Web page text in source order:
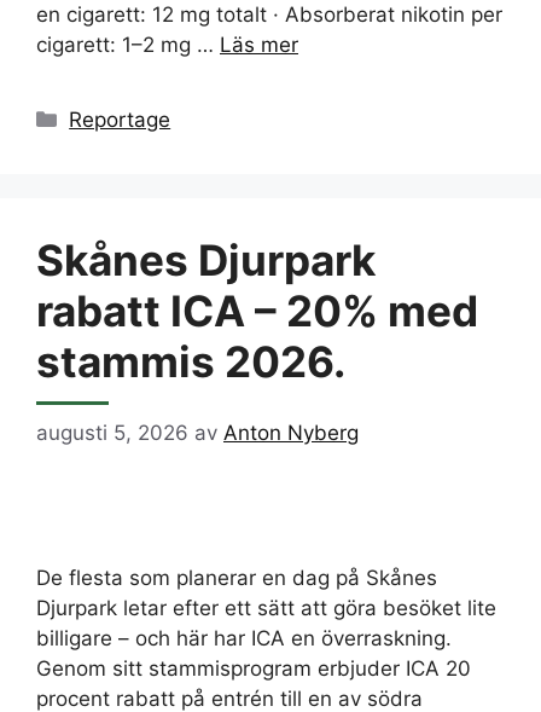
en cigarett: 12 mg totalt · Absorberat nikotin per
cigarett: 1–2 mg … Läs mer
Kategorier
Reportage
Skånes Djurpark
rabatt ICA – 20% med
stammis 2026.
augusti 5, 2026 av Anton Nyberg
De flesta som planerar en dag på Skånes
Djurpark letar efter ett sätt att göra besöket lite
billigare – och här har ICA en överraskning.
Genom sitt stammisprogram erbjuder ICA 20
procent rabatt på entrén till en av södra